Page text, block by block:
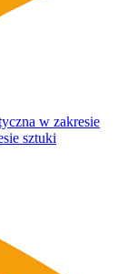
w zakresie
sztuki